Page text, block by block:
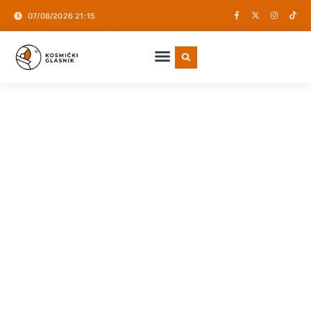
07/08/2026 21:15